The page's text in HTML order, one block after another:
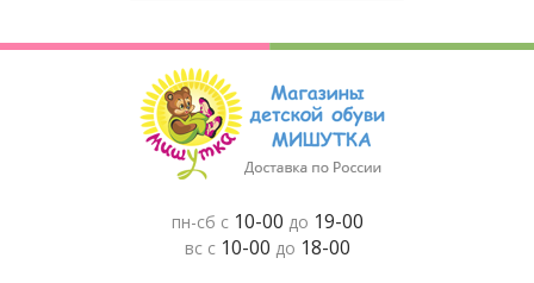
пн-сб с 10-00 до 19-00
вс с 10-00 до 18-00